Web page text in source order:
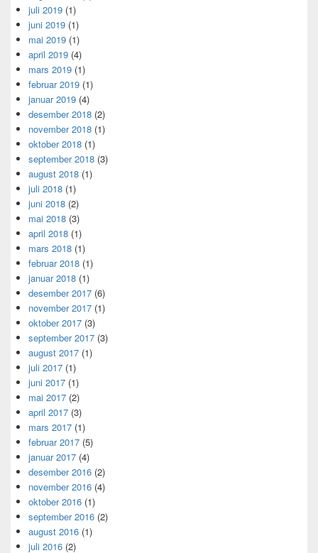
juli 2019 (1)
juni 2019 (1)
mai 2019 (1)
april 2019 (4)
mars 2019 (1)
februar 2019 (1)
januar 2019 (4)
desember 2018 (2)
november 2018 (1)
oktober 2018 (1)
september 2018 (3)
august 2018 (1)
juli 2018 (1)
juni 2018 (2)
mai 2018 (3)
april 2018 (1)
mars 2018 (1)
februar 2018 (1)
januar 2018 (1)
desember 2017 (6)
november 2017 (1)
oktober 2017 (3)
september 2017 (3)
august 2017 (1)
juli 2017 (1)
juni 2017 (1)
mai 2017 (2)
april 2017 (3)
mars 2017 (1)
februar 2017 (5)
januar 2017 (4)
desember 2016 (2)
november 2016 (4)
oktober 2016 (1)
september 2016 (2)
august 2016 (1)
juli 2016 (2)